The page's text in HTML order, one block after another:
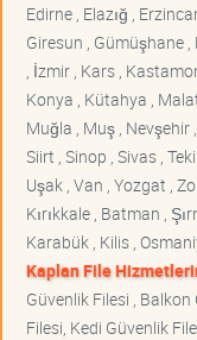
Edirne , Elazığ ,
Giresun , Gümüşhane
, İzmir , Kars ,
Konya , Kütahya ,
Muğla , Muş , Nevşehir
Siirt , Sinop , Sivas ,
Uşak , Van , Yozgat ,
Kırıkkale , Batman ,
Karabük , Kilis ,
Kaplan File
Güvenlik Filesi ,
Filesi, Kedi Güvenlik